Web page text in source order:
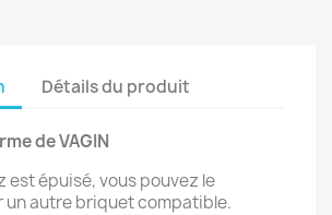
Détails du produit
de VAGIN
est épuisé, vous pouvez le
un autre briquet compatible.